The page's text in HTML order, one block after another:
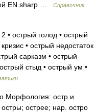
EN sharp …
Справочник
• острый голод • острый
• острый недостаток
сарказм • острый
стыд • острый ум •
Морфология: остр и
острее; нар. остро